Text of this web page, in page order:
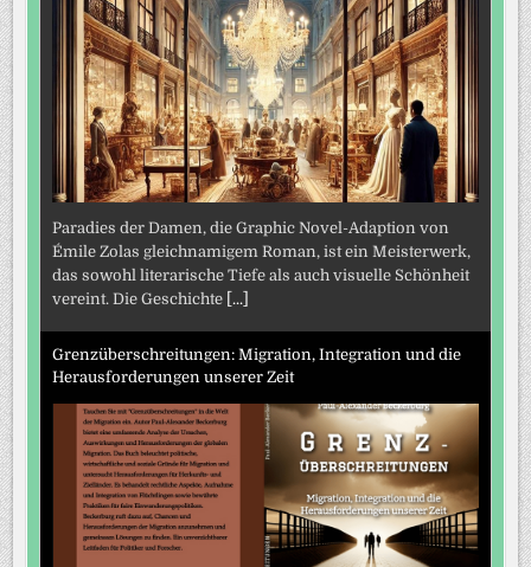
Paradies der Damen, die Graphic Novel-Adaption von
Émile Zolas gleichnamigem Roman, ist ein Meisterwerk,
das sowohl literarische Tiefe als auch visuelle Schönheit
vereint. Die Geschichte [...]
Grenzüberschreitungen: Migration, Integration und die
Herausforderungen unserer Zeit